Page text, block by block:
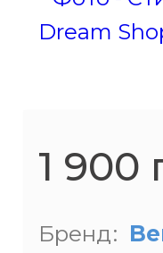
1 900
Бренд